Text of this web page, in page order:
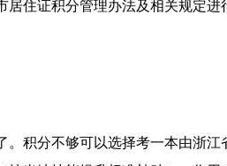
住证积分管理办法及相关规定进
积分不够可以选择考一本由浙